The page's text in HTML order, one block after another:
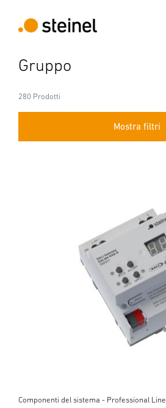
Gruppo
280 Prodotti
Mostra filtri
Componenti del sistema - Professional Line